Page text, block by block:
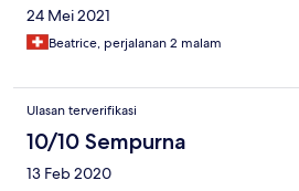
24 Mei 2021
Beatrice, perjalanan 2 malam
Ulasan terverifikasi
10/10 Sempurna
13 Feb 2020